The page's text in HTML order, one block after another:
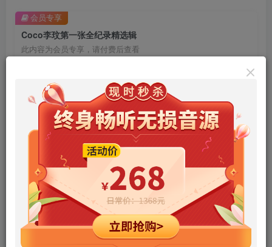
Coco李玟第一张全纪录精选辑
此内容为会员专享，请付费后查看
9.9 99
年卡会员 免费 永久会员
立即购买
您当前未登录！建议登陆后购买，可保存购买订单
会员专享
再听一次.flac
爱你在每一天.flac
往日情.flac